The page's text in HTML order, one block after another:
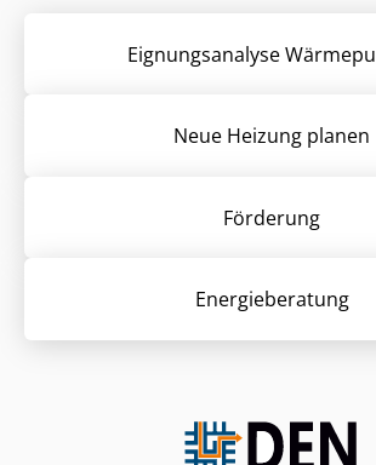
Eignungsanalyse
Neue Heizung planen
Förderung
Energieberatung